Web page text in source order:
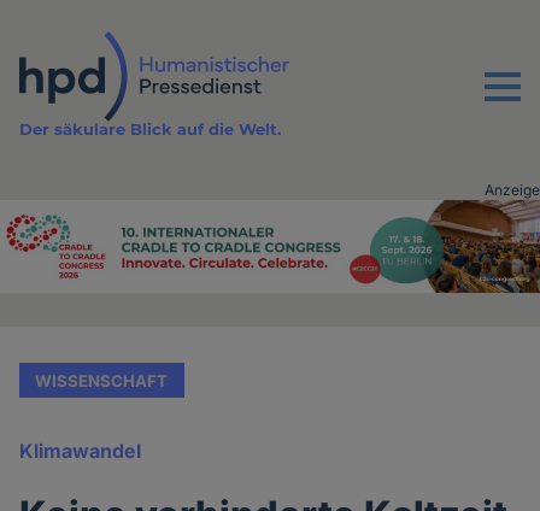
Inhalt
Menu
Der säkulare Blick auf die Welt.
Advertising
Anzeige
WISSENSCHAFT
Klimawandel